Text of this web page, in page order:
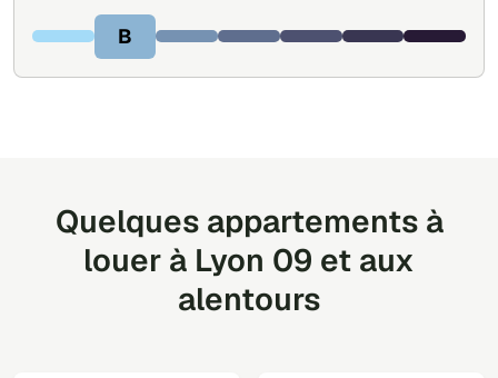
B
Quelques appartements à
louer à Lyon 09 et aux
alentours